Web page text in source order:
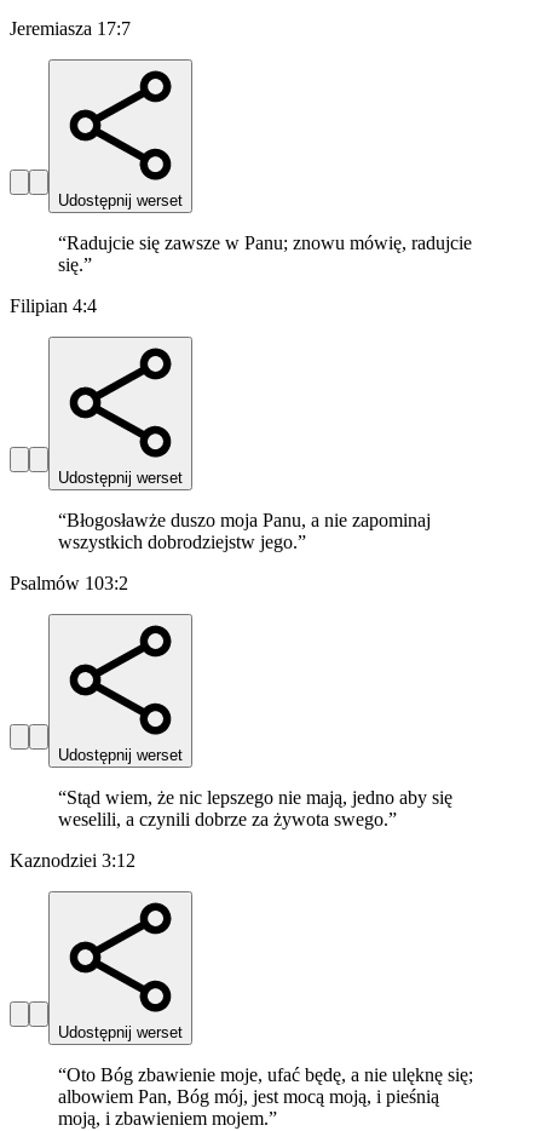
Jeremiasza 17:7
Udostępnij werset
“Radujcie się zawsze w Panu; znowu mówię, radujcie
się.”
Filipian 4:4
Udostępnij werset
“Błogosławże duszo moja Panu, a nie zapominaj
wszystkich dobrodziejstw jego.”
Psalmów 103:2
Udostępnij werset
“Stąd wiem, że nic lepszego nie mają, jedno aby się
weselili, a czynili dobrze za żywota swego.”
Kaznodziei 3:12
Udostępnij werset
“Oto Bóg zbawienie moje, ufać będę, a nie ulęknę się;
albowiem Pan, Bóg mój, jest mocą moją, i pieśnią
moją, i zbawieniem mojem.”